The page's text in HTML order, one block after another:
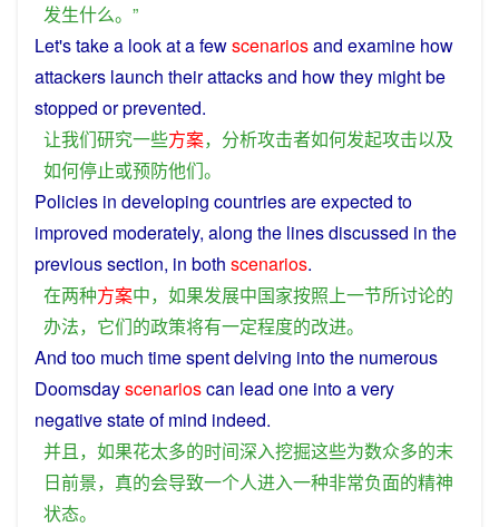
发生什么。”
Let's takea look at a fewscenariosand examine how
attackers launch theirattacksand howthey might be
stopped orprevented.
让我们研究一些方案， 分析攻击者如何发起攻击以及
如何停止或预防他们。
Policies in developing countriesareexpected to
improved moderately, along the linesdiscussed in the
previoussection, in both scenarios.
在两种方案中， 如果发展中国家按照上一节所讨论的
办法， 它们的政策将有一定程度的改进。
And too much timespentdelving intothe numerous
Doomsdayscenarioscan lead one intoavery
negativestateof mind indeed.
并且， 如果花太多的时间深入挖掘这些为数众多的末
日前景， 真的会导致一个人进入一种非常负面的精神
状态。